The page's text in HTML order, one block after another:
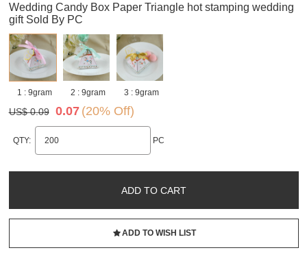
Wedding Candy Box Paper Triangle hot stamping wedding
gift Sold By PC
1 : 9gram 2 : 9gram 3 : 9gram
US$ 0.09 0.07 (20% Off)
QTY: PC
ADD TO CART
ADD TO WISH LIST